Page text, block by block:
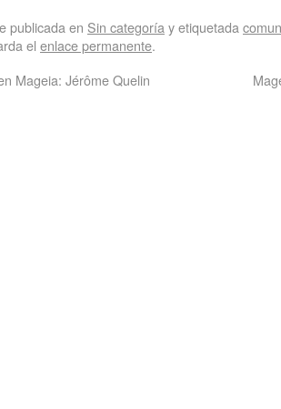
publicada en Sin categoría y etiquetada
el enlace permanente.
Mageia: Jérôme Quelin